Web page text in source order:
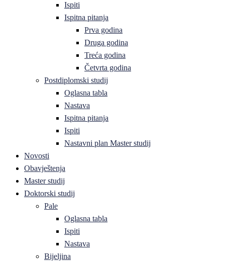
Ispiti
Ispitna pitanja
Prva godina
Druga godina
Treća godina
Četvrta godina
Postdiplomski studij
Oglasna tabla
Nastava
Ispitna pitanja
Ispiti
Nastavni plan Master studij
Novosti
Obavještenja
Master studij
Doktorski studij
Pale
Oglasna tabla
Ispiti
Nastava
Bijeljina